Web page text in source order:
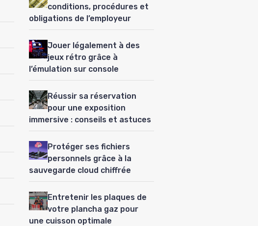
conditions, procédures et
obligations de l’employeur
Jouer légalement à des
jeux rétro grâce à
l’émulation sur console
Réussir sa réservation
pour une exposition
immersive : conseils et astuces
Protéger ses fichiers
personnels grâce à la
sauvegarde cloud chiffrée
Entretenir les plaques de
votre plancha gaz pour
une cuisson optimale